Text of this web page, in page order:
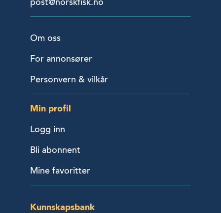
post@norskfisk.no
Om oss
For annonsører
Personvern & vilkår
Min profil
Logg inn
Bli abonnent
Mine favoritter
Kunnskapsbank